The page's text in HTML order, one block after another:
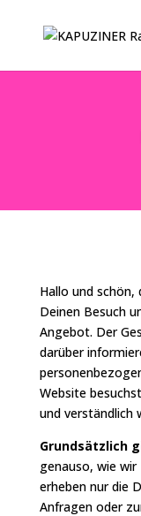
Hallo und schön,
Deinen Besuch
Angebot. Der
darüber
Website
und verständlich
Grundsätzlich
genauso, wie wir
erheben nur die
Anfragen oder